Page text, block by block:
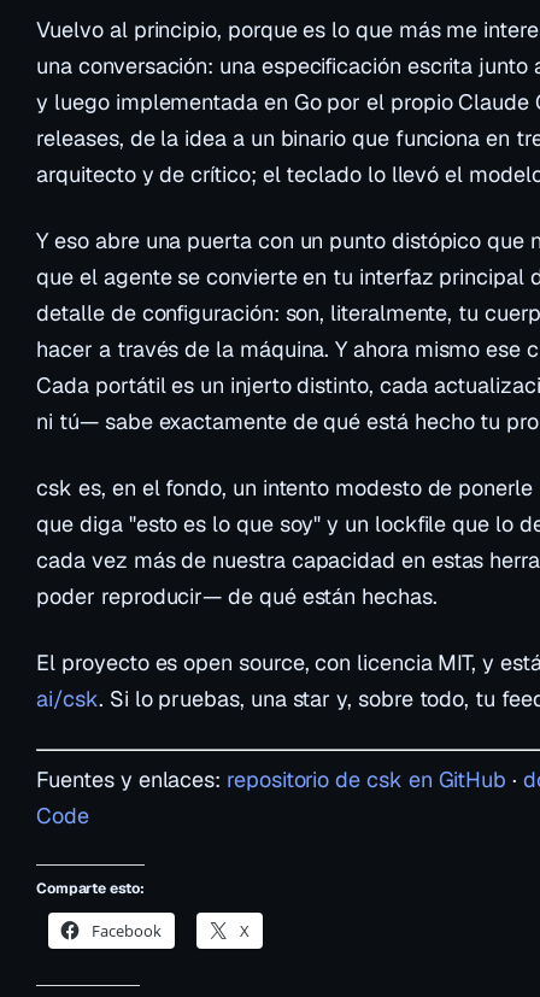
Vuelvo al principio, porque es lo que más me
una conversación: una especificación escrita
y luego implementada en Go por el propio Claude
releases, de la idea a un binario que funciona en
arquitecto y de crítico; el teclado lo llevó el
Y eso abre una puerta con un punto distópico que
que el agente se convierte en tu interfaz principal
detalle de configuración: son, literalmente, tu
hacer a través de la máquina. Y ahora mismo ese
Cada portátil es un injerto distinto, cada
ni tú— sabe exactamente de qué está hecho tu
csk es, en el fondo, un intento modesto de
que diga "esto es lo que soy" y un lockfile que lo
cada vez más de nuestra capacidad en estas
poder reproducir— de qué están hechas.
El proyecto es open source, con licencia MIT, y
ai/csk. Si lo pruebas, una star y, sobre todo, tu
Fuentes y enlaces: repositorio de csk en GitHub ·
Code
Comparte esto:
Facebook X